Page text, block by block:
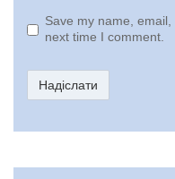
Save my name,
next time I comment.
Надіслати